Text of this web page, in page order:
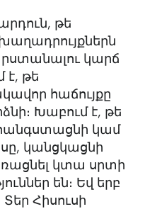
թե
կարճ
է, թե
հաճույքը
Խաբում է, թե
կամ
կանցկացնի
կտա սրտի
են։ Եվ երբ
Տեր Հիսուսի